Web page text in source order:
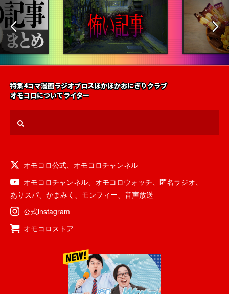
特集4コマ漫画ラジオブロスほかほかおにぎりクラブ
オモコロについてライター
オモコロ公式
オモコロチャンネル
オモコロチャンネル
オモコロウォッチ 匿名ラジオ
ありスパ
かまみく モンフィー
音声放送
公式instagram
オモコロストア